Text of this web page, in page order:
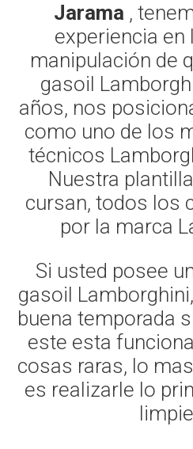
Jarama ,
experiencia en
manipulación de
gasoil
años, nos
como uno de los
técnicos
Nuestra
cursan, todos los
por la marca
Si usted posee
gasoil
buena temporada
este esta
cosas raras, lo
es realizarle lo